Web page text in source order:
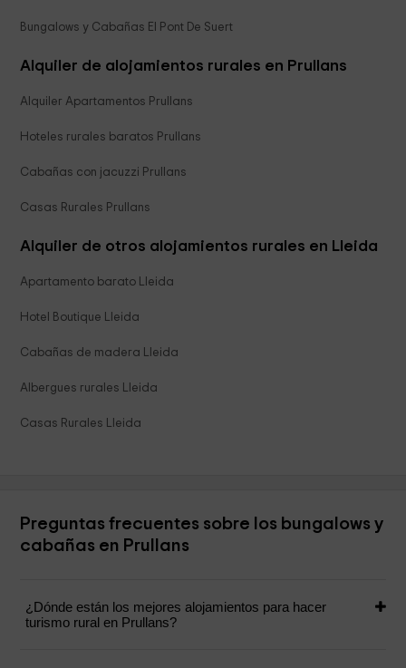
Bungalows y Cabañas El Pont De Suert
Alquiler de alojamientos rurales en Prullans
Alquiler Apartamentos Prullans
Hoteles rurales baratos Prullans
Cabañas con jacuzzi Prullans
Casas Rurales Prullans
Alquiler de otros alojamientos rurales en Lleida
Apartamento barato Lleida
Hotel Boutique Lleida
Cabañas de madera Lleida
Albergues rurales Lleida
Casas Rurales Lleida
Preguntas frecuentes sobre los bungalows y
cabañas en Prullans
¿Dónde están los mejores alojamientos para hacer
turismo rural en Prullans?